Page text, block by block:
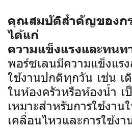
คุณสมบัติสำคัญของกร
ได้แก่
ความแข็งแรงและทนท
พอร์ซเลนมีความแข็งแร
ใช้งานปกติทุกวัน เช่น เ
ในห้องครัวหรือห้องน้ำ
เหมาะสำหรับการใช้งา
เคลื่อนไหวและการใช้ง